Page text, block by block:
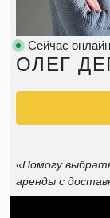
Сейчас
ОЛЕГ
«Помогу
аренды с